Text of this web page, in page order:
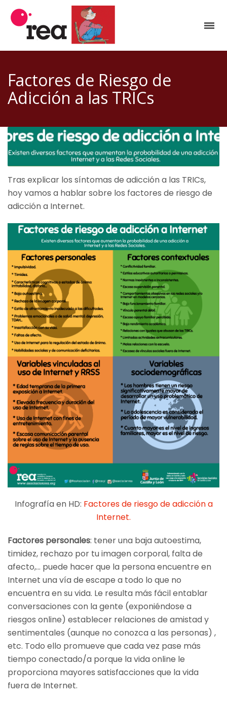
Factores de Riesgo de
Adicción a las TRICs
Tras explicar los síntomas de adicción a las TRICs,
hoy vamos a hablar sobre los factores de riesgo de
adicción a Internet.
Infografía en HD: Factores de riesgo de adicción a
Internet.
Factores personales: tener una baja autoestima,
timidez, rechazo por tu imagen corporal, falta de
afecto,… puede hacer que la persona encuentre en
Internet una vía de escape a todo lo que no
encuentra en su vida. Le resulta más fácil entablar
conversaciones con la gente (exponiéndose a
riesgos online) establecer relaciones de amistad y
sentimentales (aunque no conozca a las personas) ,
etc. Todo ello promueve que cada vez pase más
tiempo conectado/a porque la vida online le
proporciona mayores satisfacciones que la vida
fuera de Internet.